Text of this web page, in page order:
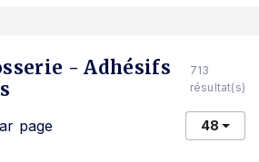
- Adhésifs
713
résultat(s)
page 48